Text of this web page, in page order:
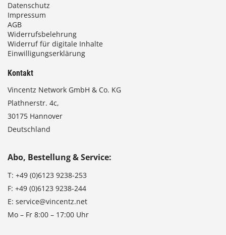
Datenschutz
Impressum
AGB
Widerrufsbelehrung
Widerruf für digitale Inhalte
Einwilligungserklärung
Kontakt
Vincentz Network GmbH & Co. KG
Plathnerstr. 4c,
30175 Hannover
Deutschland
Abo, Bestellung & Service:
T: +49 (0)6123 9238-253
F: +49 (0)6123 9238-244
E: service@vincentz.net
Mo – Fr 8:00 – 17:00 Uhr